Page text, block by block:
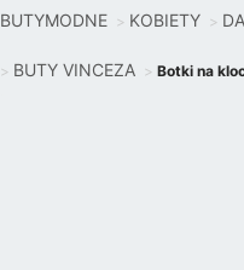
BUTYMODNE KOBIETY
BUTY VINCEZA Botki na